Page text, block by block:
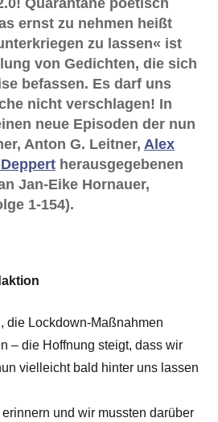
Quarantäne poetisch
ernst zu nehmen heißt
zu lassen« ist
von Gedichten, die sich
befassen. Es darf uns
nicht verschlagen! In
neue Episoden der nun
Anton G. Leitner, Alex
herausgegebenen
Jan-Eike Hornauer,
1-154).
die Lockdown-Maßnahmen
– die Hoffnung steigt, dass wir
vielleicht bald hinter uns lassen
und wir mussten darüber